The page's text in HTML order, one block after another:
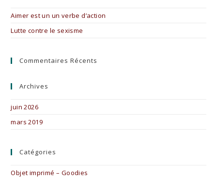
Aimer est un un verbe d’action
Lutte contre le sexisme
Commentaires Récents
Archives
juin 2026
mars 2019
Catégories
Objet imprimé – Goodies